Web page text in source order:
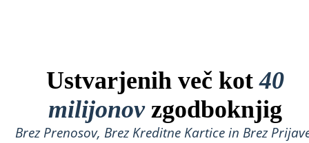
Ustvarjenih več kot40
milijonovzgodboknjig
Brez Prenosov, Brez Kreditne Kartice in Brez